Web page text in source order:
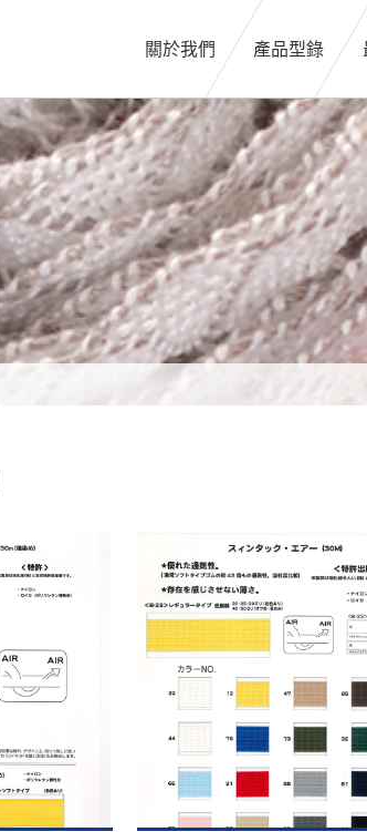
關於我們 產品型錄